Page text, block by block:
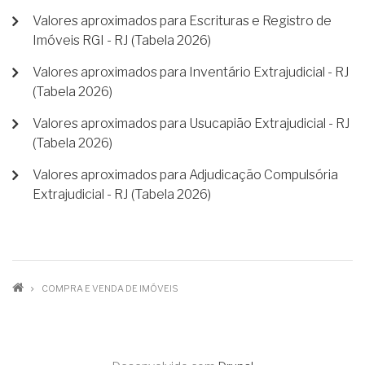
Valores aproximados para Escrituras e Registro de
Imóveis RGI - RJ (Tabela 2026)
Valores aproximados para Inventário Extrajudicial - RJ
(Tabela 2026)
Valores aproximados para Usucapião Extrajudicial - RJ
(Tabela 2026)
Valores aproximados para Adjudicação Compulsória
Extrajudicial - RJ (Tabela 2026)
TRILHA
COMPRA E VENDA DE IMÓVEIS